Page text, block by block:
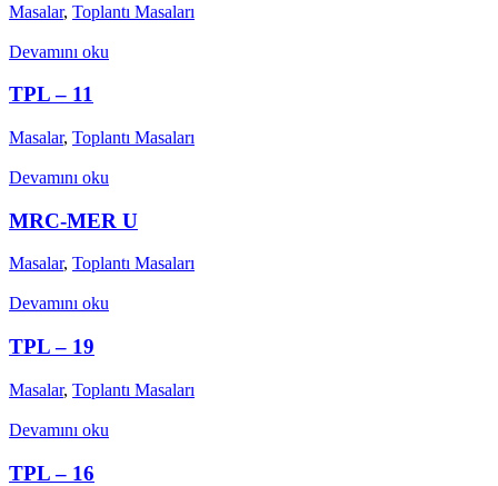
Masalar, Toplantı Masaları
Devamını oku
TPL – 11
Masalar, Toplantı Masaları
Devamını oku
MRC-MER U
Masalar, Toplantı Masaları
Devamını oku
TPL – 19
Masalar, Toplantı Masaları
Devamını oku
TPL – 16